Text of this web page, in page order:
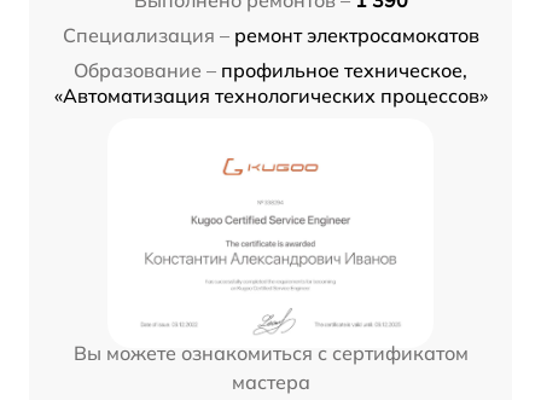
Специализация – ремонт электросамокатов
Образование – профильное техническое,
«Автоматизация технологических процессов»
Вы можете ознакомиться с сертификатом
мастера